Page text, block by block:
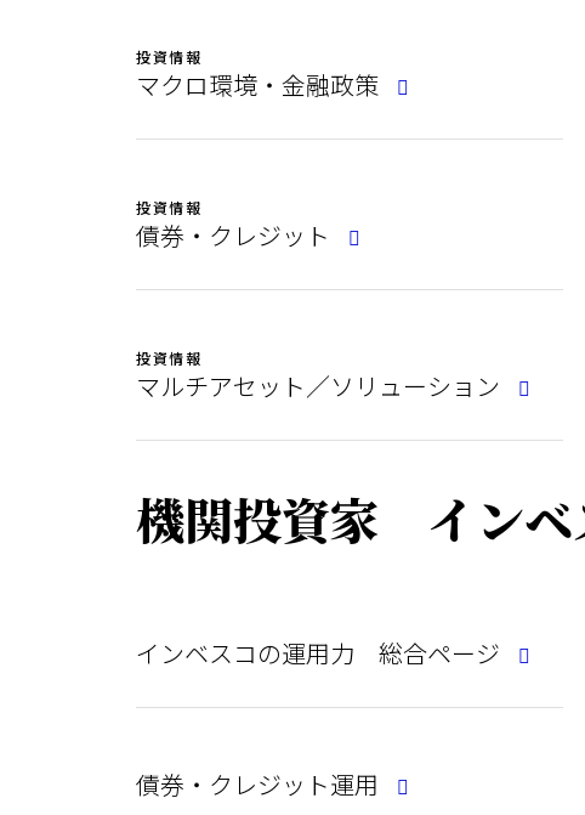
投資情報
マクロ環境・金融政策
投資情報
債券・クレジット
投資情報
マルチアセット／ソリューション
機関投資家 インベ
インベスコの運用力 総合ページ
債券・クレジット運用